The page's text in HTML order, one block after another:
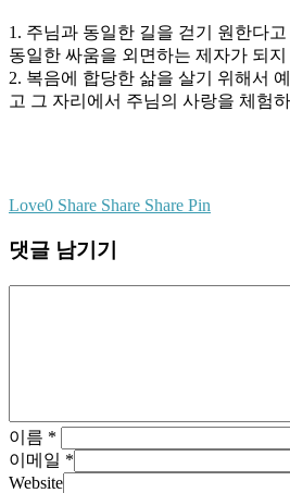
1. 주님과 동일한 길을 걷기 원한다
동일한 싸움을 외면하는 제자가 되
2. 복음에 합당한 삶을 살기 위해서
고 그 자리에서 주님의 사랑을 체험
Love0 Share Share Share Pin
댓글 남기기
이름 *
이메일 *
Website